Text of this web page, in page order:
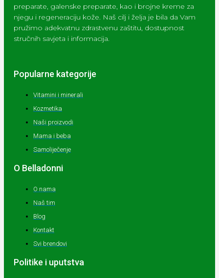
preparate, galenske preparate, kao i brojne kreme za
njegu i regeneraciju kože. Naš cilj i želja je bila da Vam
pružimo adekvatnu zdrastvenu zaštitu, dostupnost
stručnih savjeta i informacija.
Popularne kategorije
Vitamini i minerali
Kozmetika
Naši proizvodi
Mama i beba
Samoliječenje
O Belladonni
O nama
Naš tim
Blog
Kontakt
Svi brendovi
Politike i uputstva